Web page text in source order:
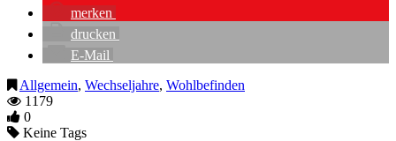
merken
drucken
E-Mail
Allgemein, Wechseljahre, Wohlbefinden
1179
0
Keine Tags